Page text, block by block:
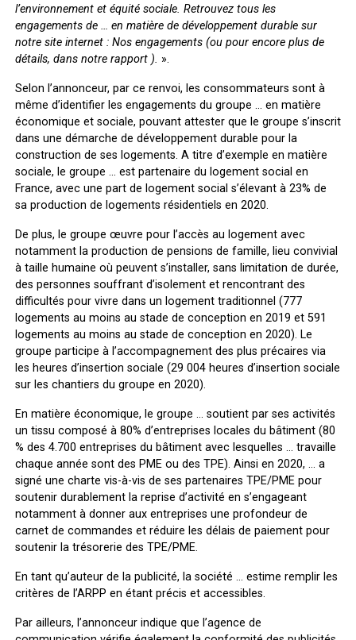
l’environnement et équité sociale. Retrouvez tous les
engagements de … en matière de développement durable sur
notre site internet : Nos engagements (ou pour encore plus de
détails, dans notre rapport ). ».
Selon l’annonceur, par ce renvoi, les consommateurs sont à
même d’identifier les engagements du groupe … en matière
économique et sociale, pouvant attester que le groupe s’inscrit
dans une démarche de développement durable pour la
construction de ses logements. A titre d’exemple en matière
sociale, le groupe … est partenaire du logement social en
France, avec une part de logement social s’élevant à 23% de
sa production de logements résidentiels en 2020.
De plus, le groupe œuvre pour l’accès au logement avec
notamment la production de pensions de famille, lieu convivial
à taille humaine où peuvent s’installer, sans limitation de durée,
des personnes souffrant d’isolement et rencontrant des
difficultés pour vivre dans un logement traditionnel (777
logements au moins au stade de conception en 2019 et 591
logements au moins au stade de conception en 2020). Le
groupe participe à l’accompagnement des plus précaires via
les heures d’insertion sociale (29 004 heures d’insertion sociale
sur les chantiers du groupe en 2020).
En matière économique, le groupe … soutient par ses activités
un tissu composé à 80% d’entreprises locales du bâtiment (80
% des 4.700 entreprises du bâtiment avec lesquelles … travaille
chaque année sont des PME ou des TPE). Ainsi en 2020, … a
signé une charte vis-à-vis de ses partenaires TPE/PME pour
soutenir durablement la reprise d’activité en s’engageant
notamment à donner aux entreprises une profondeur de
carnet de commandes et réduire les délais de paiement pour
soutenir la trésorerie des TPE/PME.
En tant qu’auteur de la publicité, la société … estime remplir les
critères de l’ARPP en étant précis et accessibles.
Par ailleurs, l’annonceur indique que l’agence de